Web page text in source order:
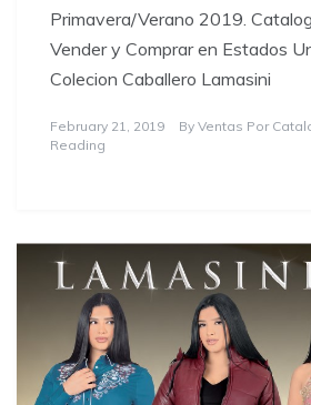
Primavera/Verano 2019.
Vender y Comprar en Estados
Colecion Caballero Lamasini
February 21, 2019 By Ventas Por
Reading